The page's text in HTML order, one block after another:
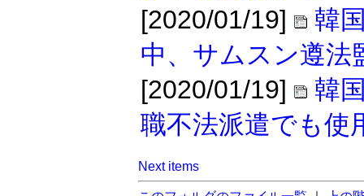
[2020/01/19]
韓
中、サムスン遵法
[2020/01/19]
韓
職不法派遣でも使
Next items